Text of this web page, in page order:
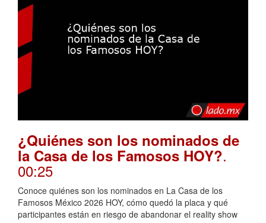
¿Quiénes son los nominados de
la Casa de los Famosos HOY?.
00:25
Conoce quiénes son los nominados en La Casa de los
Famosos México 2026 HOY, cómo quedó la placa y qué
participantes están en riesgo de abandonar el reality show